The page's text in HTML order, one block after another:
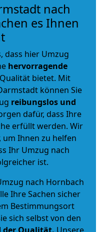
nach
es Ihnen
dass hier Umzug
hervorragende
bietet. Mit
können Sie
reibungslos und
dafür, dass Ihre
erfüllt werden. Wir
um Ihnen zu helfen
Ihr Umzug nach
ist.
nach Hornbach
Ihre Sachen sicher
Bestimmungsort
sich selbst von den
der Qualität. Unsere